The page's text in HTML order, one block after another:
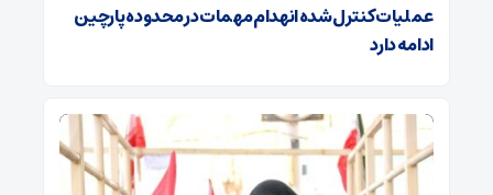
عملیات کنترل‌شده انهدام مهمات در محدوده پارچین
ادامه دارد